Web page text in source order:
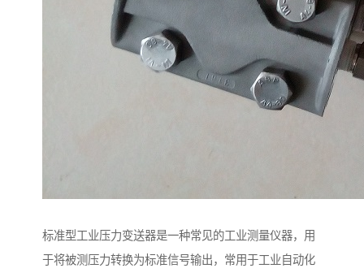
标准型工业压力变送器是一种常见的工业测量仪器，用
于将被测压力转换为标准信号输出，常用于工业自动化